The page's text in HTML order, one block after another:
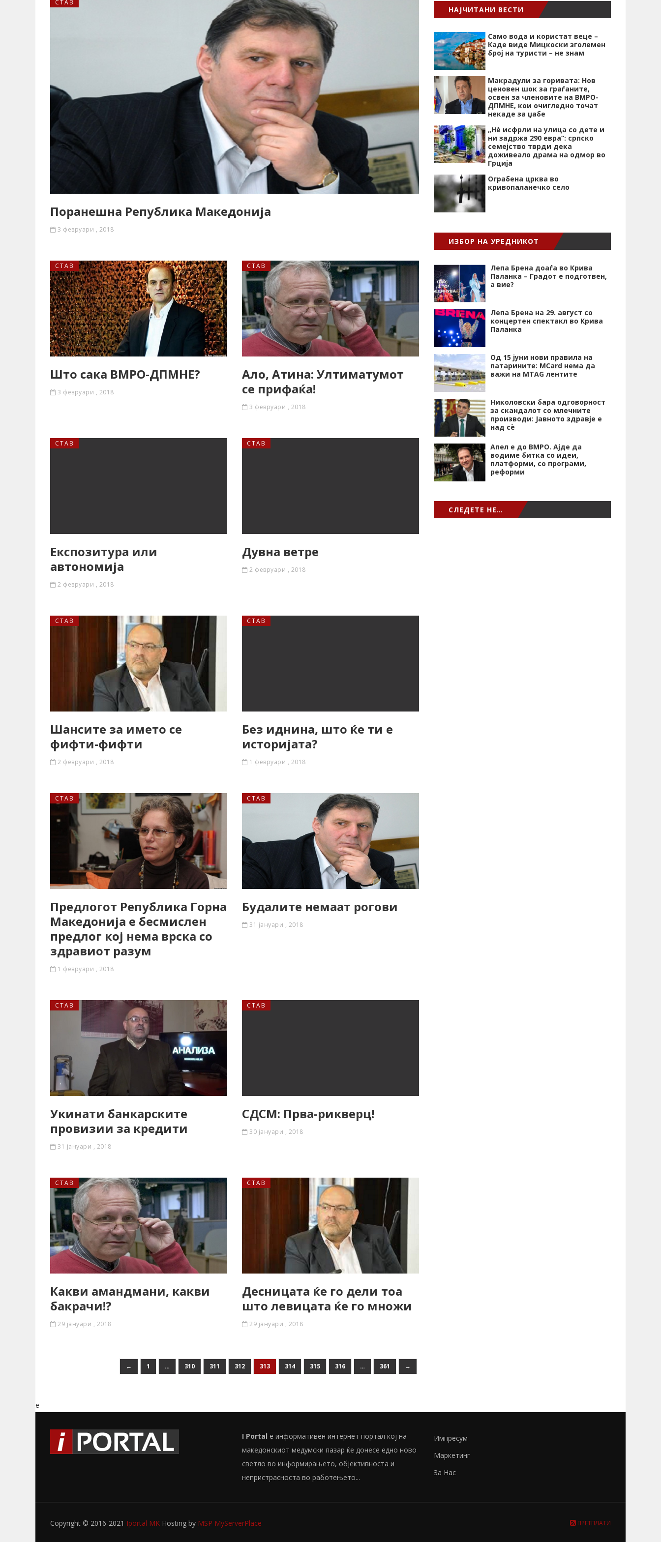
СТАВ
Поранешна Република Македонија
3 февруари , 2018
СТАВ
Што сака ВМРО-ДПМНЕ?
3 февруари , 2018
СТАВ
Ало, Атина: Ултиматумот
се прифаќа!
3 февруари , 2018
СТАВ
Експозитура или
автономија
2 февруари , 2018
СТАВ
Дувна ветре
2 февруари , 2018
СТАВ
Шансите за името се
фифти-фифти
2 февруари , 2018
СТАВ
Без иднина, што ќе ти е
историјата?
1 февруари , 2018
СТАВ
Предлогот Република Горна
Македонија е бесмислен
предлог кој нема врска со
здравиот разум
1 февруари , 2018
СТАВ
Будалите немаат рогови
31 јануари , 2018
СТАВ
Укинати банкарските
провизии за кредити
31 јануари , 2018
СТАВ
СДСМ: Прва-рикверц!
30 јануари , 2018
СТАВ
Какви амандмани, какви
бакрачи!?
29 јануари , 2018
СТАВ
Десницата ќе го дели тоа
што левицата ќе го множи
29 јануари , 2018
← 1 … 310 311 312 313 314 315 316 … 361 →
НАЈЧИТАНИ ВЕСТИ
Само вода и користат веце –
Каде виде Мицкоски зголемен
број на туристи – не знам
Макрадули за горивата: Нов
ценовен шок за граѓаните,
освен за членовите на ВМРО-
ДПМНЕ, кои очигледно точат
некаде за џабе
„Нѐ исфрли на улица со дете и
ни задржа 290 евра“: српско
семејство тврди дека
доживеало драма на одмор во
Грција
Ограбена црква во
кривопаланечко село
ИЗБОР НА УРЕДНИКОТ
Лепа Брена доаѓа во Крива
Паланка – Градот е подготвен,
а вие?
Лепа Брена на 29. август со
концертен спектакл во Крива
Паланка
Од 15 јуни нови правила на
патарините: MCard нема да
важи на MTAG лентите
Николовски бара одговорност
за скандалот со млечните
производи: Јавното здравје е
над сѐ
Апел е до ВМРО. Ајде да
водиме битка со идеи,
платформи, со програми,
реформи
СЛЕДЕТЕ НЕ…
e
I Portal е информативен интернет портал кој на
македонскиот медумски пазар ќе донесе едно ново
светло во информирањето, објективноста и
непристрасноста во работењето...
Импресум
Маркетинг
За Нас
Copyright © 2016-2021 Iportal MK Hosting by MSP MyServerPlace ПРЕТПЛАТИ